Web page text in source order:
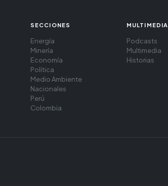
SECCIONES
Energía
Minería
Economía
Política
Medio Ambiente
Nacionales
Perú
Colombia
MULTIMEDIA
Podcasts
Multimedia
Historias